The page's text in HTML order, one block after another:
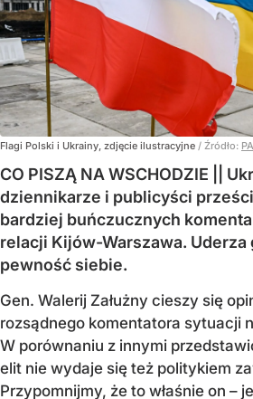
Flagi Polski i Ukrainy, zdjęcie ilustracyjne / Źródło:
CO PISZĄ NA WSCHODZIE ||
dziennikarze i publicyści
bardziej buńczucznych
relacji Kijów-Warszawa.
pewność siebie.
Gen. Walerij Załużny cieszy się
rozsądnego komentatora sytuacji
W porównaniu z innymi
elit nie wydaje się też politykiem
Przypomnijmy, że to właśnie on –